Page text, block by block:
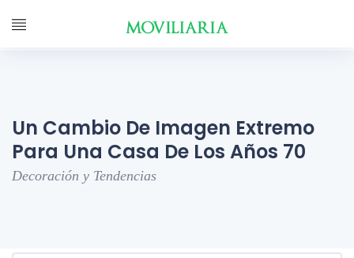
Un Cambio De Imagen Extremo
Para Una Casa De Los Años 70
Decoración y Tendencias